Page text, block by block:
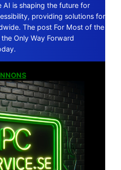
is shaping the future for
providing solutions for
The post For Most of the
Only Way Forward